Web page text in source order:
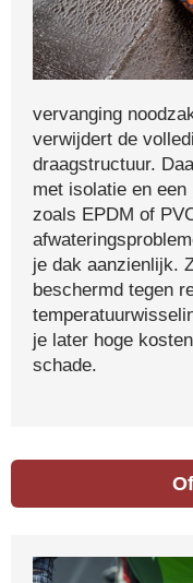
vervanging
verwijdert de
draagstructuur.
met isolatie en
zoals EPDM of
je dak aanzienlijk.
beschermd tegen
je later hoge
schade.